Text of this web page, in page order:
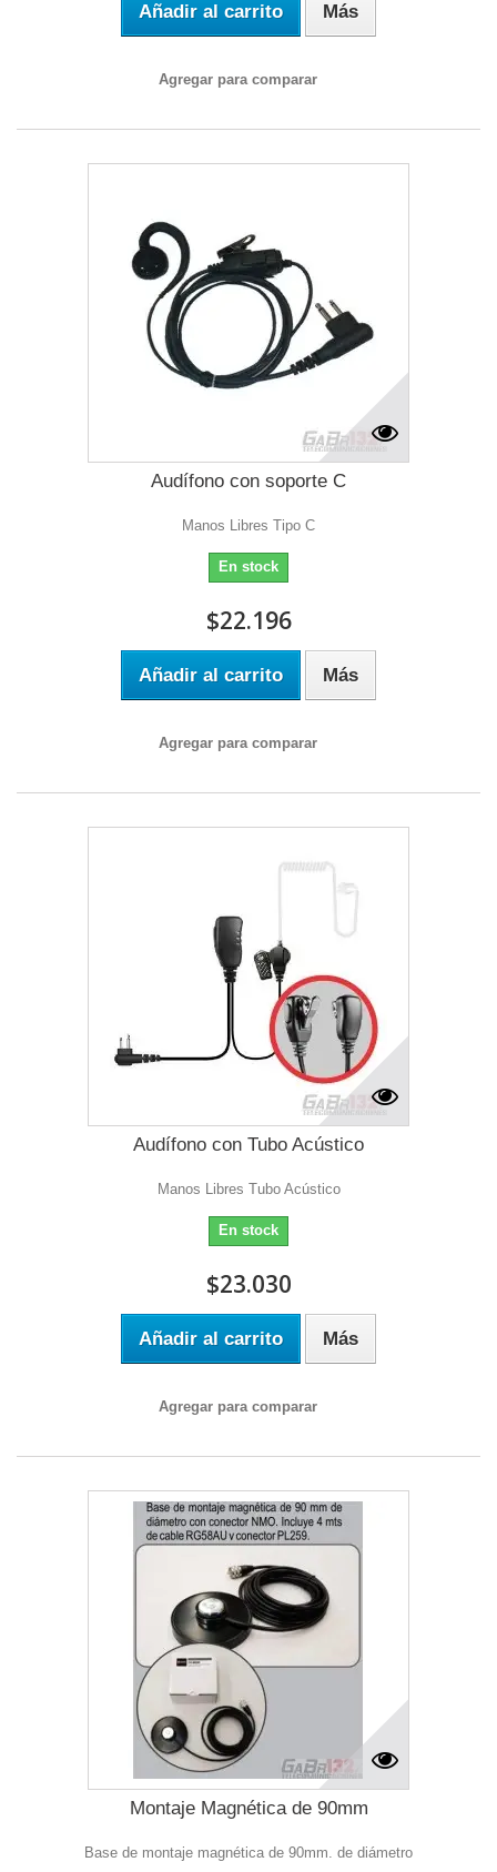
Añadir al carrito Más
Agregar para comparar
Audífono con soporte C
Manos Libres Tipo C
En stock
$22.196
Añadir al carrito Más
Agregar para comparar
Audífono con Tubo Acústico
Manos Libres Tubo Acústico
En stock
$23.030
Añadir al carrito Más
Agregar para comparar
Montaje Magnética de 90mm
Base de montaje magnética de 90mm. de diámetro